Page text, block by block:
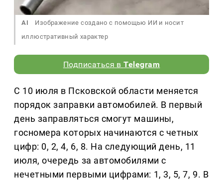
AI
Изображение создано с помощью ИИ и носит
иллюстративный характер
Подписаться вTelegram
С 10 июля в Псковской области меняется
порядок заправки автомобилей. В первый
день заправляться смогут машины,
госномера которых начинаются с четных
цифр: 0, 2, 4, 6, 8. На следующий день, 11
июля, очередь за автомобилями с
нечетными первыми цифрами: 1, 3, 5, 7, 9. В